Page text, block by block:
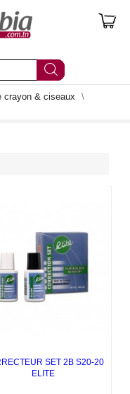
0
crayon & ciseaux
SET 2B S20-20
ELITE